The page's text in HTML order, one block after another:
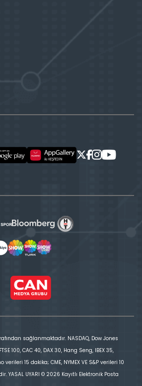
sağlanmaktadır. NASDAQ, Dow Jones
100, CAC 40, DAX 30, Hang Seng, IBEX 35,
verileri 15 dakika; CME, NYMEX VE S&P verileri 10
YASAL UYARI © 2026 Kayıtlı Elektronik Posta